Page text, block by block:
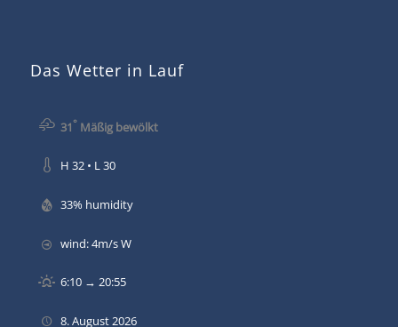
Das Wetter in Lauf
31°Mäßig bewölkt
H 32 • L 30
33% humidity
wind: 4m/s W
6:10 → 20:55
8. August 2026